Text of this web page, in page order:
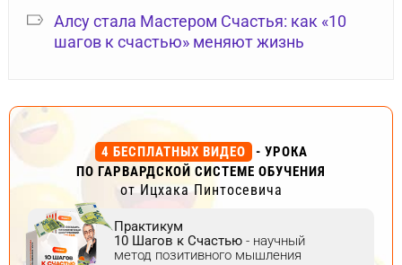
Алсу стала Мастером Счастья: как «10
шагов к счастью» меняют жизнь
4 БЕСПЛАТНЫХ ВИДЕО
- УРОКА
ПО ГАРВАРДСКОЙ СИСТЕМЕ ОБУЧЕНИЯ
от Ицхака Пинтосевича
Практикум
10 Шагов к Счастью - научный
метод позитивного мышления